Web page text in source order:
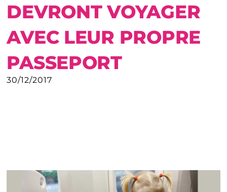
DEVRONT VOYAGER
AVEC LEUR PROPRE
PASSEPORT
30/12/2017